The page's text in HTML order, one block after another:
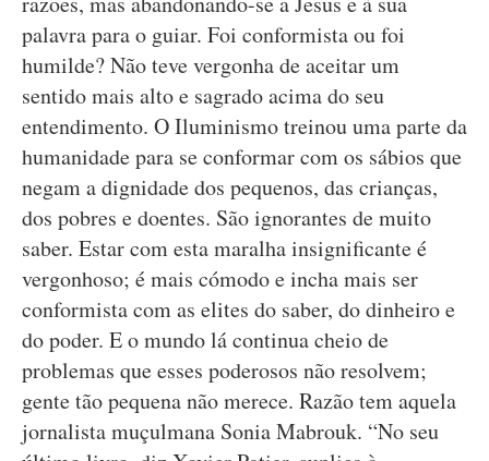
palavra para o guiar. Foi conformista ou foi
humilde? Não teve vergonha de aceitar um
sentido mais alto e sagrado acima do seu
entendimento. O Iluminismo treinou uma parte da
humanidade para se conformar com os sábios que
negam a dignidade dos pequenos, das crianças,
dos pobres e doentes. São ignorantes de muito
saber. Estar com esta maralha insignificante é
vergonhoso; é mais cómodo e incha mais ser
conformista com as elites do saber, do dinheiro e
do poder. E o mundo lá continua cheio de
problemas que esses poderosos não resolvem;
gente tão pequena não merece. Razão tem aquela
jornalista muçulmana Sonia Mabrouk. “No seu